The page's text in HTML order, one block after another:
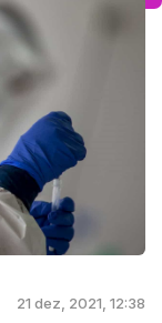
21 dez, 2021, 12:38